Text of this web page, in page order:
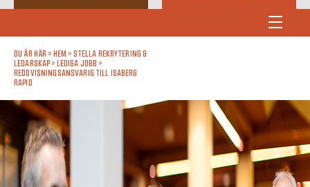
DU ÄR HÄR » HEM » STELLA REKRYTERING &
LEDARSKAP» LEDIGA JOBB »
REDOVISNINGSANSVARIG TILL ISABERG
RAPID